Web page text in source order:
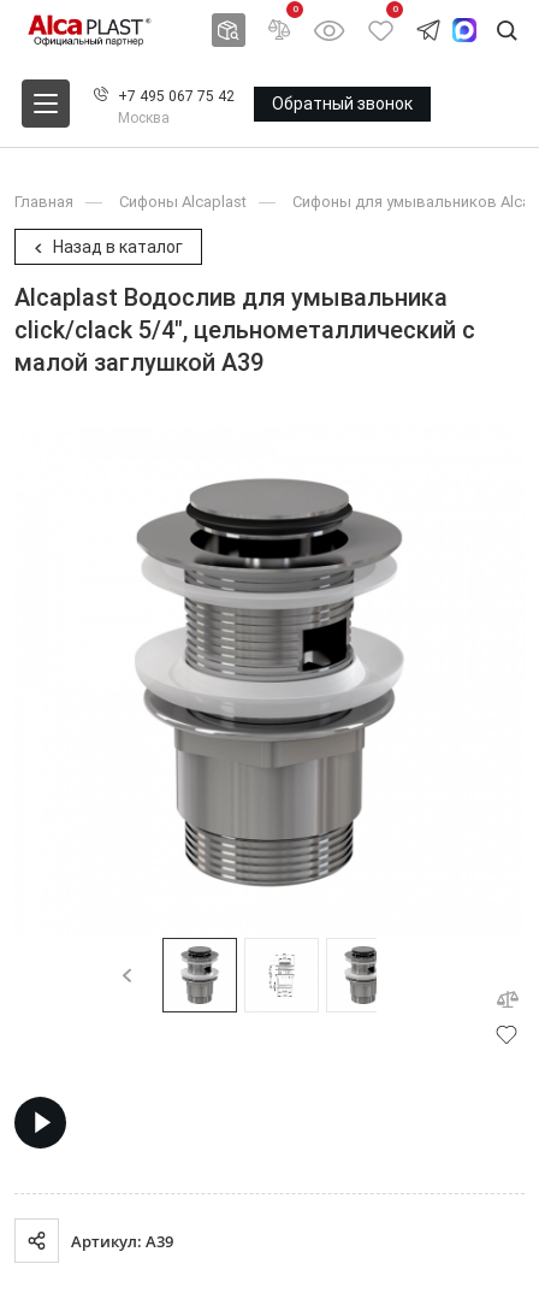
0 0
+7 495 067 75 42
Москва
Обратный звонок
Главная Сифоны Alcaplast Сифоны для умывальников
Назад в каталог
Alcaplast Водослив для умывальника
click/clack 5/4", цельнометаллический с
малой заглушкой A39
Артикул: A39